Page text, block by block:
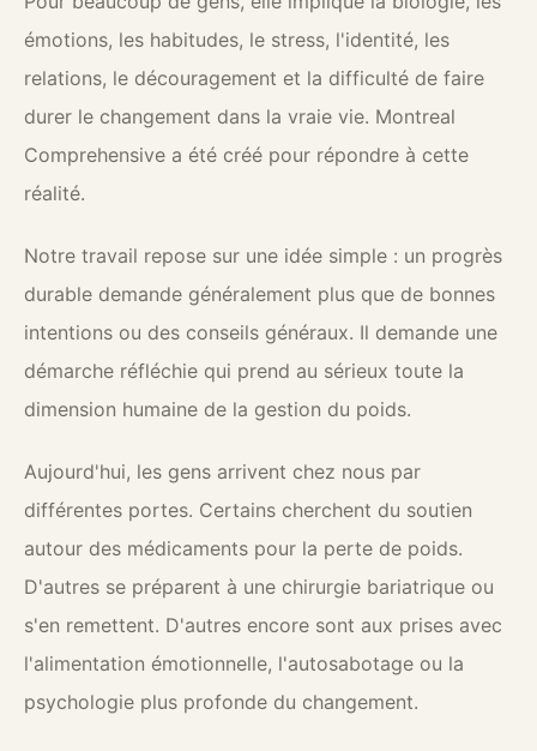
émotions, les habitudes, le stress, l'identité, les
relations, le découragement et la difficulté de faire
durer le changement dans la vraie vie. Montreal
Comprehensive a été créé pour répondre à cette
réalité.
Notre travail repose sur une idée simple : un progrès
durable demande généralement plus que de bonnes
intentions ou des conseils généraux. Il demande une
démarche réfléchie qui prend au sérieux toute la
dimension humaine de la gestion du poids.
Aujourd'hui, les gens arrivent chez nous par
différentes portes. Certains cherchent du soutien
autour des médicaments pour la perte de poids.
D'autres se préparent à une chirurgie bariatrique ou
s'en remettent. D'autres encore sont aux prises avec
l'alimentation émotionnelle, l'autosabotage ou la
psychologie plus profonde du changement.